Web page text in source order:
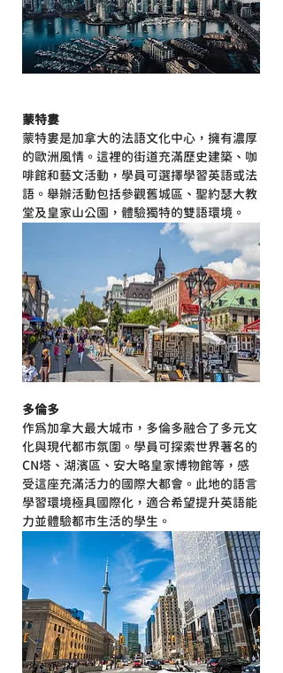
蒙特婁
蒙特婁是加拿大的法語文化中心，擁有濃厚
的歐洲風情。這裡的街道充滿歷史建築、咖
啡館和藝文活動，學員可選擇學習英語或法
語。舉辦活動包括參觀舊城區、聖約瑟大教
堂及皇家山公園，體驗獨特的雙語環境。
多倫多
作為加拿大最大城市，多倫多融合了多元文
化與現代都市氛圍。學員可探索世界著名的
CN塔、湖濱區、安大略皇家博物館等，感
受這座充滿活力的國際大都會。此地的語言
學習環境極具國際化，適合希望提升英語能
力並體驗都市生活的學生。